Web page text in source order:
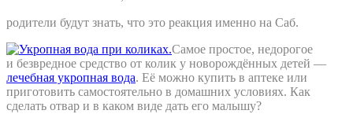
родители будут знать, что это реакция именно на Саб.
Самое простое, недорогое
и безвредное средство от колик у новорождённых детей —
лечебная укропная вода. Её можно купить в аптеке или
приготовить самостоятельно в домашних условиях. Как
сделать отвар и в каком виде дать его малышу?